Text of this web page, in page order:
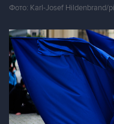
Фото: Karl-Josef Hildenbrand/